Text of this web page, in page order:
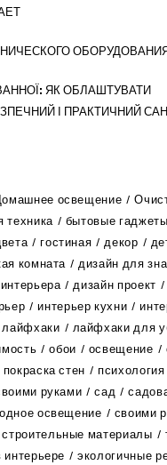
ЯК ОБЛАШТУВАТИ
І ПРАКТИЧНИЙ
освещение
техника бытовые гаджеты
гостиная декор
комната
дизайн для
дизайн проект
интерьер кухни
лайфхаки
лайфхаки для
обои освещение
покраска стен
руками сад
освещение
своими
строительные материалы
интерьере
экологичные